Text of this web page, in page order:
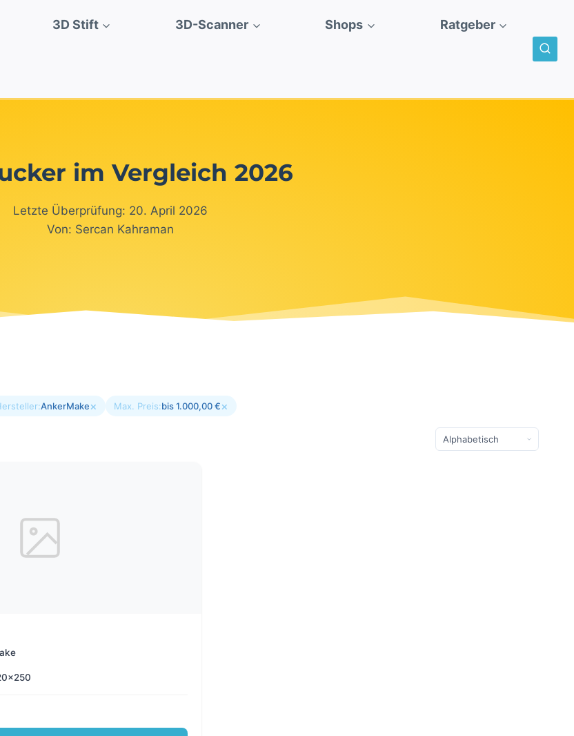
3D Stift 3D-Scanner Shops Ratgeber
im Vergleich 2026
Letzte Überprüfung: 20. April 2026
Von: Sercan Kahraman
AnkerMake× Max. Preis:bis 1.000,00 €×